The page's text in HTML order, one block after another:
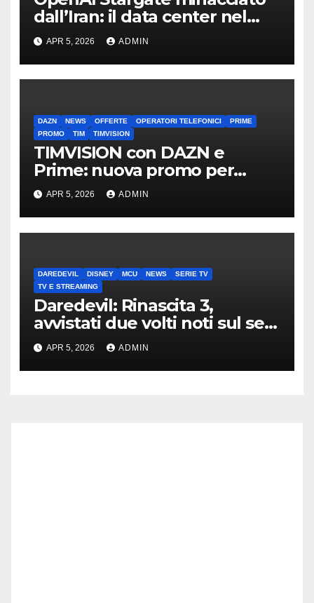
dall’Iran: il data center nel
mirino
APR 5, 2026 ADMIN
DAZN NEWS OFFERTE OPERATORI TELEFONICI
PRIME
PROMO
TIM TIMVISION
TIMVISION con DAZN e
Prime: nuova promo per
clienti TIM
APR 5, 2026 ADMIN
DAREDEVIL DISNEY MCU NEWS
SERIE TV
TV E STREAMING
Daredevil: Rinascita 3,
avvistati due volti noti sul set
di New York
APR 5, 2026 ADMIN